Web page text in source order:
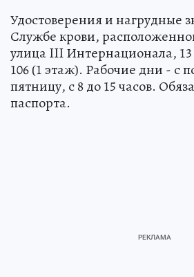
Удостоверения и нагрудные
Службе крови,
улица III Интернационала, 13
106 (1 этаж). Рабочие дни - с
пятницу, с 8 до 15 часов.
паспорта.